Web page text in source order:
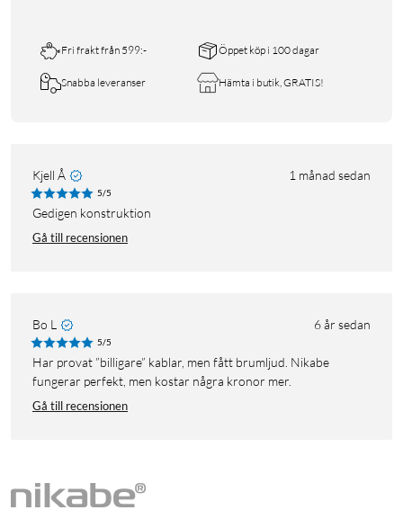
Fri frakt från 599:- Öppet köp i 100 dagar
Snabba leveranser Hämta i butik, GRATIS!
Kjell Å 1 månad sedan
5/5
Gedigen konstruktion
Gå till recensionen
Bo L 6 år sedan
5/5
Har provat ”billigare” kablar, men fått brumljud. Nikabe
fungerar perfekt, men kostar några kronor mer.
Gå till recensionen